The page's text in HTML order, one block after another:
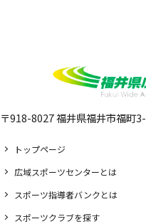
〒918-8027 福井県福井市福町
トップページ
広域スポーツセンターとは
スポーツ指導者バンクとは
スポーツクラブを探す